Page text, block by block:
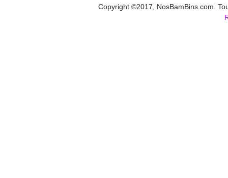
Copyright ©2017, NosBamBins.com.